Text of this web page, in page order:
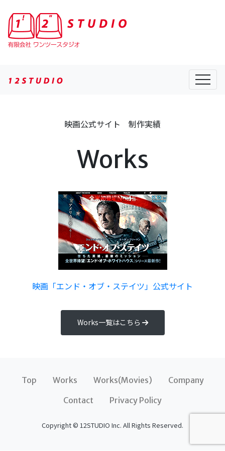
有限会社ワンツースタジオ 映画公式サイト制作専門
映画公式サイト 制作実績
Works
映画「エンド・オブ・ステイツ」公式サイト
Works一覧はこちら
Top Works Works(Movies)
Company
Contact
Privacy Policy
Copyright © 12STUDIO Inc. All Rights Reserved.